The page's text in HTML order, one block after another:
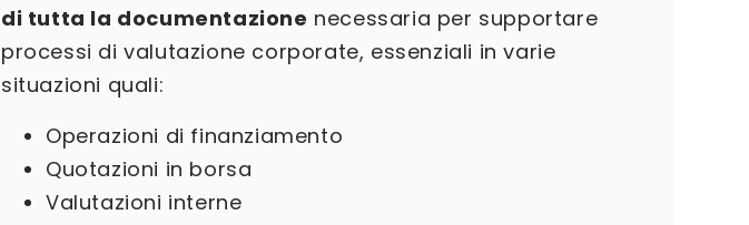
di tutta la documentazione necessaria per supportare
processi di valutazione corporate, essenziali in varie
situazioni quali:
Operazioni di finanziamento
Quotazioni in borsa
Valutazioni interne